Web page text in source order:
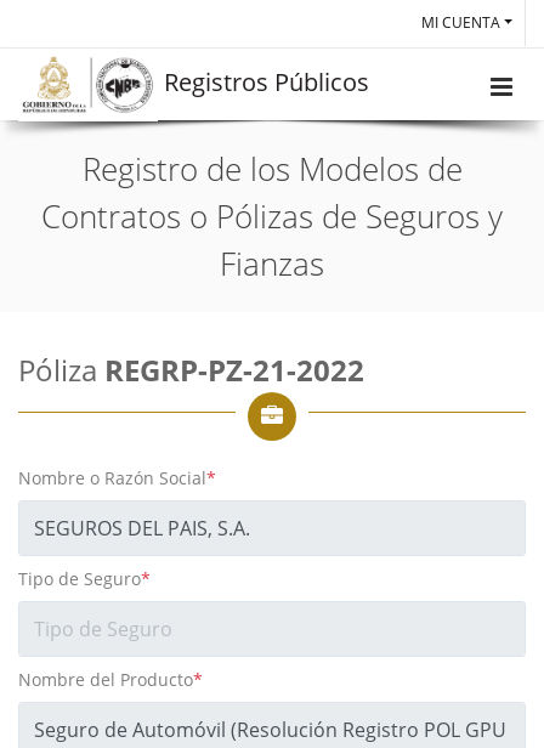
MI CUENTA
Registros Públicos
Registro de los Modelos de
Contratos o Pólizas de Seguros y
Fianzas
Póliza REGRP-PZ-21-2022
Nombre o Razón Social*
Tipo de Seguro*
Nombre del Producto*